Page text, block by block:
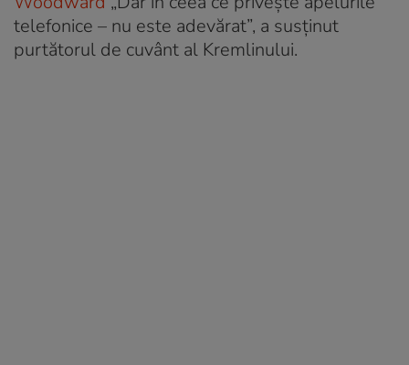
telefonice – nu este adevărat”, a susținut
purtătorul de cuvânt al Kremlinului.